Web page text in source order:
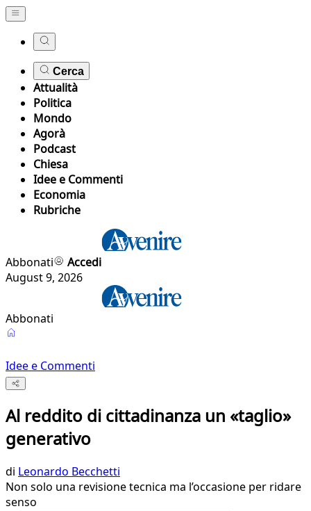
Cerca
Attualità
Politica
Mondo
Agorà
Podcast
Chiesa
Idee e Commenti
Economia
Rubriche
Abbonati
Accedi
August 9, 2026
Abbonati
Idee e Commenti
Al reddito di cittadinanza un «taglio»
generativo
di Leonardo Becchetti
Non solo una revisione tecnica ma l’occasione per ridare
senso